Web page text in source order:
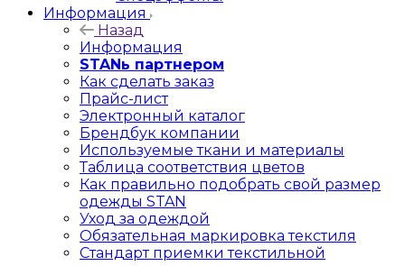
Информация
Назад
Информация
STANь партнером
Как сделать заказ
Прайс-лист
Электронный каталог
Брендбук компании
Используемые ткани и материалы
Таблица соответствия цветов
Как правильно подобрать свой размер
одежды STAN
Уход за одеждой
Обязательная маркировка текстиля
Стандарт приемки текстильной